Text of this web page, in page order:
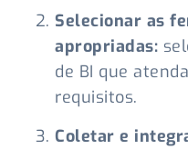
Selecionar as
apropriadas:
de BI que
requisitos.
Coletar e